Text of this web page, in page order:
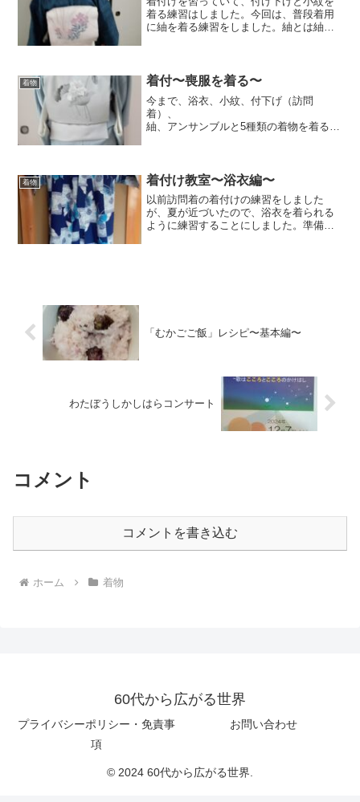
着る練習はしました。今回は、普段着用
に紬を着る練習をしました。紬とは紬は
での食事会、お茶会などが...
着物 着付〜喪服を着る〜
今まで、浴衣、小紋、付下げ（訪問
着）、
紬、アンサンブルと5種類の着物を着る練
喪服の種類喪服は2種類×2...
着物 着付け教室〜浴衣編〜
以前訪問着の着付けの練習をしました
が、夏が近づいたので、浴衣を着られる
ように練習することにしました。準備す
「むかごご飯」レシピ〜基本編〜
わたぼうしかしはらコンサート
コメント
コメントを書き込む
ホーム 着物
60代から広がる世界
プライバシーポリシー・免責事
項
お問い合わせ
© 2024 60代から広がる世界.